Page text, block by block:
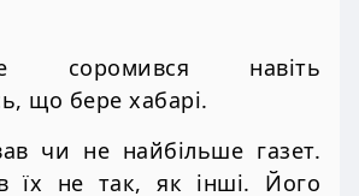
соромився навіть
що бере хабарі.
чи не найбільше газет.
їх не так, як інші. Його